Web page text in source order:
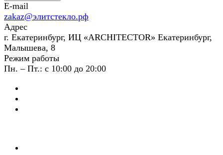
E-mail
zakaz@элитстекло.рф
Адрес
г. Екатеринбург, ИЦ «ARCHITECTOR» Екатеринбург,
Малышева, 8
Режим работы
Пн. – Пт.: с 10:00 до 20:00